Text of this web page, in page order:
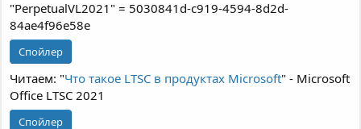
"PerpetualVL2021" = 5030841d-c919-4594-8d2d-
84ae4f96e58e
Спойлер
Читаем: "Что такое LTSC в продуктах Microsoft" - Microsoft
Office LTSC 2021
Спойлер